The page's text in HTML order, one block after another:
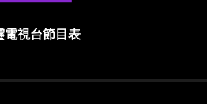
電視台節目表